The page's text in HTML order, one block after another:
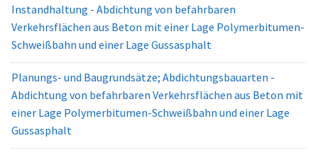
Instandhaltung - Abdichtung von befahrbaren
Verkehrsflächen aus Beton mit einer Lage Polymerbitumen-
Schweißbahn und einer Lage Gussasphalt
Planungs- und Baugrundsätze; Abdichtungsbauarten -
Abdichtung von befahrbaren Verkehrsflächen aus Beton mit
einer Lage Polymerbitumen-Schweißbahn und einer Lage
Gussasphalt